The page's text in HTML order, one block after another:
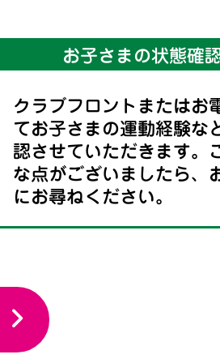
お子さまの状態確
クラブフロントまたはお
てお子さまの運動経験な
認させていただきます。
な点がございましたら、
にお尋ねください。